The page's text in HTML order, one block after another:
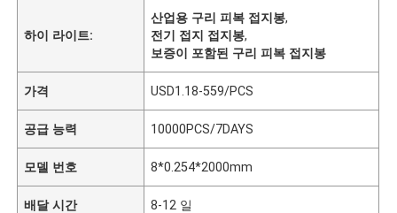
하이 라이트:
산업용 구리 피복 접지봉,
전기 접지 접지봉,
보증이 포함된 구리 피복 접지봉
가격 USD1.18-559/PCS
공급 능력 10000PCS/7DAYS
모델 번호 8*0.254*2000mm
배달 시간 8-12 일